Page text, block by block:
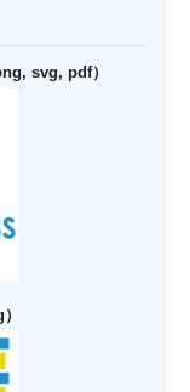
svg, pdf）